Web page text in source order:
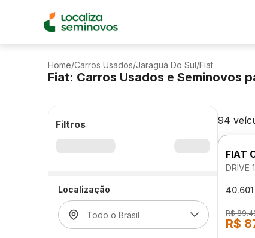
Home/Carros Usados/Jaraguá Do Sul/Fiat
Fiat: Carros Usados e Seminovos
Filtros
Localização
94
FIAT
DRIVE
R$
R$